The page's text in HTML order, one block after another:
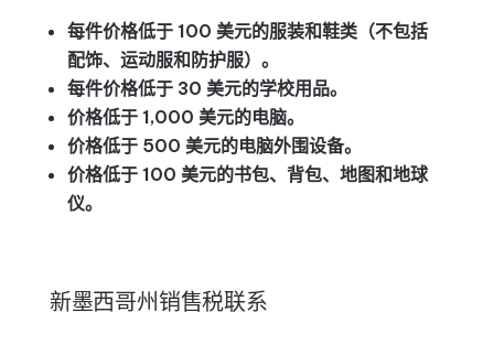
每件价格低于 100 美元的服装和鞋类（不包括
配饰、运动服和防护服）。
每件价格低于 30 美元的学校用品。
价格低于 1,000 美元的电脑。
价格低于 500 美元的电脑外围设备。
价格低于 100 美元的书包、背包、地图和地球
仪。
新墨西哥州销售税联系